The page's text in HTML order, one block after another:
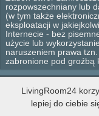
rozpowszechniany lub
(w tym także
eksploatacji w
Internecie - bez
użycie lub
naruszeniem prawa
zabronione pod groźbą
© 2012 - 2026 Media
Wnętrza
Dom
LivingRoom24
lepiej do ciebie